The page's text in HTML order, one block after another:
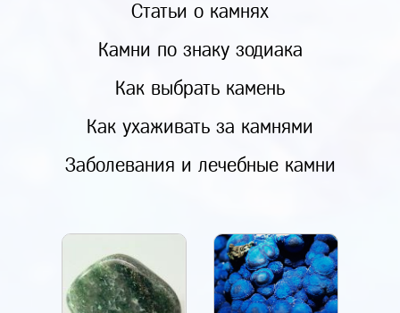
Статьи о камнях
Камни по знаку зодиака
Как выбрать камень
Как ухаживать за камнями
Заболевания и лечебные камни